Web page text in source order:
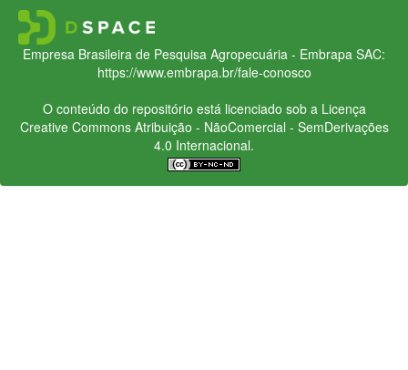
Empresa Brasileira de Pesquisa Agropecuária - Embrapa SAC:
https://www.embrapa.br/fale-conosco
O conteúdo do repositório está licenciado sob a Licença
Creative CommonsAtribuição - NãoComercial - SemDerivações
4.0 Internacional.